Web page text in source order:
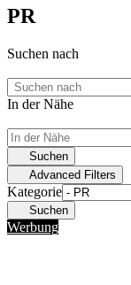
PR
Suchen nach
In der Nähe
Suchen
Advanced Filters
Kategorie
Suchen
Werbung